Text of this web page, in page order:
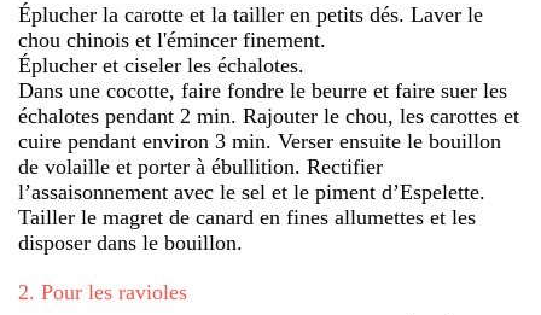
Éplucher la carotte et la tailler en petits dés. Laver le
chou chinois et l'émincer finement.
Éplucher et ciseler les échalotes.
Dans une cocotte, faire fondre le beurre et faire suer les
échalotes pendant 2 min. Rajouter le chou, les carottes et
cuire pendant environ 3 min. Verser ensuite le bouillon
de volaille et porter à ébullition. Rectifier
l’assaisonnement avec le sel et le piment d’Espelette.
Tailler le magret de canard en fines allumettes et les
disposer dans le bouillon.
2. Pour les ravioles